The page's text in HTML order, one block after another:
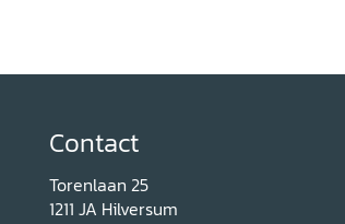
Contact
Torenlaan 25
1211 JA Hilversum